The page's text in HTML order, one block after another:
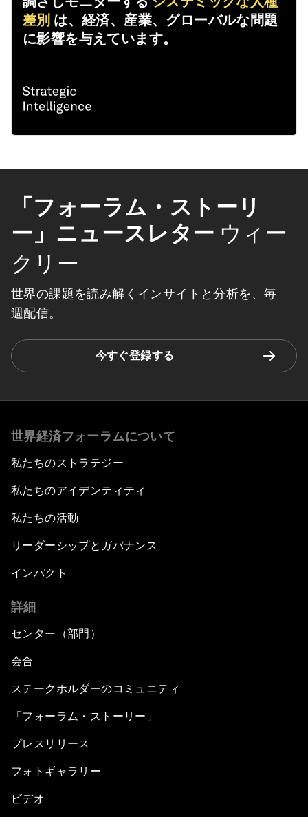
差別 は、経済、産業、グローバルな問題
に影響を与えています。
「フォーラム・ストーリ
ー」ニュースレター ウィー
クリー
世界の課題を読み解くインサイトと分析を、毎
週配信。
今すぐ登録する
世界経済フォーラムについて
私たちのストラテジー
私たちのアイデンティティ
私たちの活動
リーダーシップとガバナンス
インパクト
詳細
センター（部門）
会合
ステークホルダーのコミュニティ
「フォーラム・ストーリー」
プレスリリース
フォトギャラリー
ビデオ